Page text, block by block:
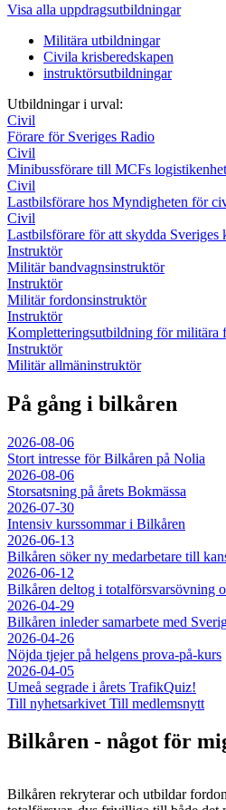
Visa alla uppdragsutbildningar
Militära utbildningar
Civila krisberedskapen
instruktörsutbildningar
Utbildningar i urval:
Civil
Förare för Sveriges Radio
Civil
Minibussförare till MCFs logistikenhet
Civil
Lastbilsförare hos Myndigheten för
Civil
Lastbilsförare för att skydda Sveriges
Instruktör
Militär bandvagnsinstruktör
Instruktör
Militär fordonsinstruktör
Instruktör
Kompletteringsutbildning för militära
Instruktör
Militär allmäninstruktör
På gång i bilkåren
2026-08-06
Stort intresse för Bilkåren på Nolia
2026-08-06
Storsatsning på årets Bokmässa
2026-07-30
Intensiv kurssommar i Bilkåren
2026-06-13
Bilkåren söker ny medarbetare till
2026-06-12
Bilkåren deltog i totalförsvarsövning
2026-04-29
Bilkåren inleder samarbete med
2026-04-26
Nöjda tjejer på helgens prova-på-kurs
2026-04-05
Umeå segrade i årets TrafikQuiz!
Till nyhetsarkivet Till medlemsnytt
Bilkåren - något för
Bilkåren rekryterar och utbildar